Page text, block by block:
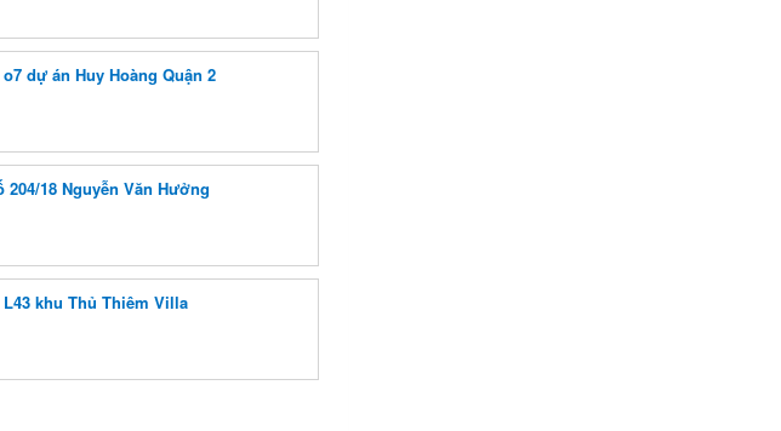
dự án Huy Hoàng Quận 2
204/18 Nguyễn Văn Hưởng
khu Thủ Thiêm Villa